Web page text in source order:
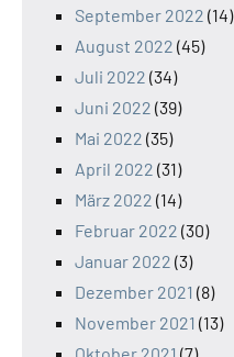
September 2022 (14)
August 2022 (45)
Juli 2022 (34)
Juni 2022 (39)
Mai 2022 (35)
April 2022 (31)
März 2022 (14)
Februar 2022 (30)
Januar 2022 (3)
Dezember 2021 (8)
November 2021 (13)